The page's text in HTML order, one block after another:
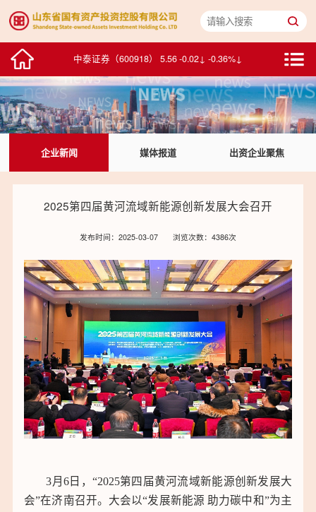
山东黄金（600547） 30.48 0.52↑ 1.74%↑
中泰证券（600918） 5.56 -0.02↓ -0.36%↓
浪潮数字企业（00596） 2.275 -0.005↓ -0.22%↓
华特达因（000915） 25.82 0.45↑ 1.77%↑
中鲁B（200992） 1.76 0.01↑ 0.57%↑
积成电子（002339） 7.22 -0.08↓ -1.10%↓
中通客车（000957） 10.20 0.00↑ 0.00%↑
企业新闻 媒体报道 出资企业聚焦
2025第四届黄河流域新能源创新发展大会召开
发布时间：2025-03-07 浏览次数：4386次
3月6日，“2025第四届黄河流域新能源创新发展大
会”在济南召开。大会以“发展新能源 助力碳中和”为主